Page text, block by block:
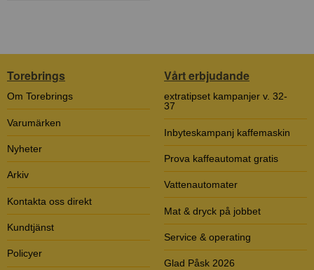
Torebrings
Om Torebrings
Varumärken
Nyheter
Arkiv
Kontakta oss direkt
Kundtjänst
Policyer
Vårt erbjudande
extratipset kampanjer v. 32-
37
Inbyteskampanj kaffemaskin
Prova kaffeautomat gratis
Vattenautomater
Mat & dryck på jobbet
Service & operating
Glad Påsk 2026